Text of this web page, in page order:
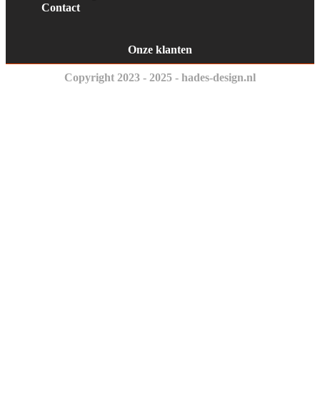
Contact
Onze klanten
Copyright 2023 - 2025 - hades-design.nl